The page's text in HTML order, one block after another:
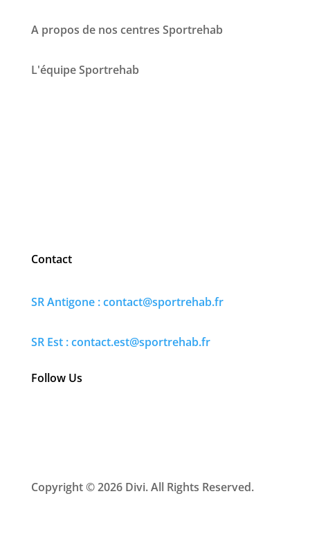
A propos de nos centres Sportrehab
L'équipe Sportrehab
Contact
SR Antigone :contact@sportrehab.fr
SR Est : contact.est@sportrehab.fr
Follow Us
Copyright © 2026 Divi. All Rights Reserved.